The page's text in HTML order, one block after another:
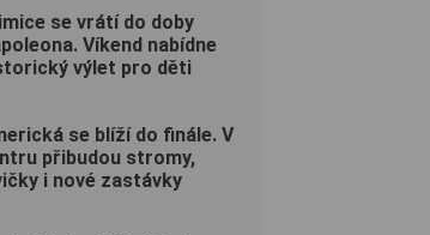
se vrátí do doby
Víkend nabídne
výlet pro děti
se blíží do finále. V
přibudou stromy,
i nové zastávky